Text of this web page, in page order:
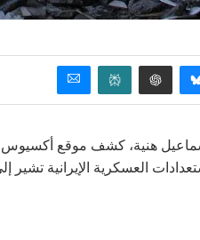
هنية، كشف موقع أكسيوس
العسكرية الإيرانية